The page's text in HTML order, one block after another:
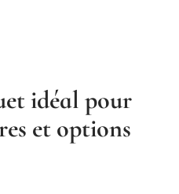
idéal pour
et options